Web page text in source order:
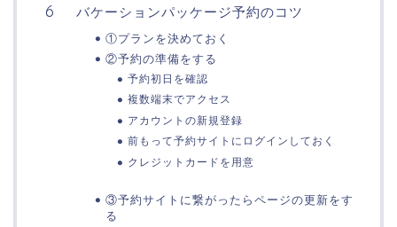
バケーションパッケージ予約のコツ
①プランを決めておく
②予約の準備をする
予約初日を確認
複数端末でアクセス
アカウントの新規登録
前もって予約サイトにログインしておく
クレジットカードを用意
③予約サイトに繋がったらページの更新をす
る